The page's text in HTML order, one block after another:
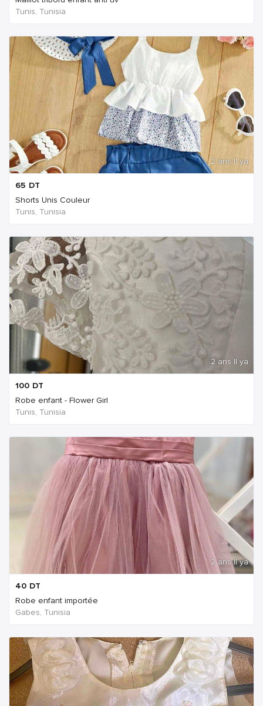
Tunis, Tunisia
2 ans Il ya
65 DT
Shorts Unis Couleur
Tunis, Tunisia
2 ans Il ya
100 DT
Robe enfant - Flower Girl
Tunis, Tunisia
2 ans Il ya
40 DT
Robe enfant importée
Gabes, Tunisia